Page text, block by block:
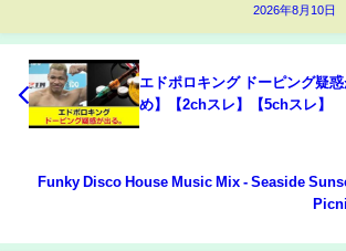
2026年8月10日
エドポロキング ドーピング疑
め】【2chスレ】【5chスレ】
Funky Disco House Music Mix - Seaside